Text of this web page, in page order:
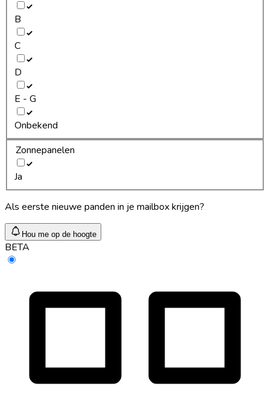
B
C
D
E - G
Onbekend
Zonnepanelen
Ja
Als eerste nieuwe panden in je mailbox krijgen?
Hou me op de hoogte
BETA